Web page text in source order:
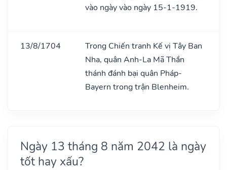
vào ngày vào ngày 15-1-1919.
13/8/1704
Trong Chiến tranh Kế vị Tây Ban
Nha, quân Anh-La Mã Thần
thánh đánh bại quân Pháp-
Bayern trong trận Blenheim.
Ngày 13 tháng 8 năm 2042 là ngày
tốt hay xấu?